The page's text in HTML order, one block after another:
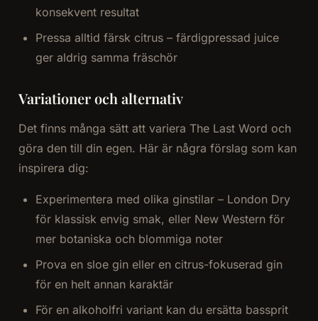
konsekvent resultat
Pressa alltid färsk citrus – färdigpressad juice
ger aldrig samma fräschör
Variationer och alternativ
Det finns många sätt att variera The Last Word och
göra den till din egen. Här är några förslag som kan
inspirera dig:
Experimentera med olika ginstilar – London Dry
för klassisk envig smak, eller New Western för
mer botaniska och blommiga noter
Prova en sloe gin eller en citrus-fokuserad gin
för en helt annan karaktär
För en alkoholfri variant kan du ersätta bassprit